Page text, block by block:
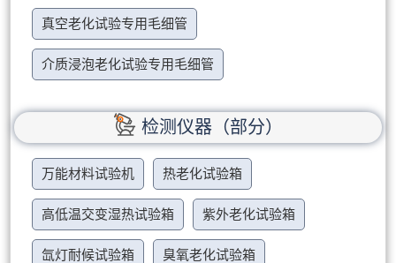
真空老化试验专用毛细管
介质浸泡老化试验专用毛细管
检测仪器（部分）
万能材料试验机 热老化试验箱
高低温交变湿热试验箱 紫外老化试验箱
氙灯耐候试验箱 臭氧老化试验箱